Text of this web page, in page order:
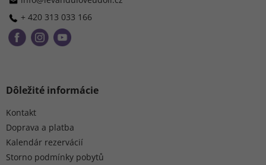
+ 420 313 033 166
Dôležité informácie
Kontakt
Doprava a platba
Kalendár rezervácií
Storno podmínky pobytů